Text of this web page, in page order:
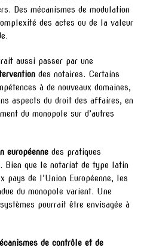
Des mécanismes de modulation
des actes ou de la valeur
aussi passer par une
des notaires. Certains
à de nouveaux domaines,
aspects du droit des affaires, en
du monopole sur d’autres
européenne des pratiques
Bien que le notariat de type latin
pays de l’Union Européenne, les
du monopole varient. Une
pourrait être envisagée à
de contrôle et de